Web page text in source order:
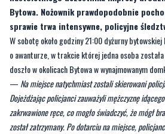
Pomorscy stróże prawa zatrzymali w
mężczyznę podejrzewanego o śmiertelne
nastoletniego uczestnika imprezy
Bytowa. Nożownik prawdopodobnie
sprawie trwa intensywne, policyjne
W sobotę około godziny 21:00 dyżurny bytowskiej
o awanturze, w trakcie której jedna osoba
doszło w okolicach Bytowa w wynajmowanym
—Na miejsce natychmiast zostali skierowani